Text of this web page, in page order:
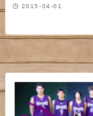
2015-04-01